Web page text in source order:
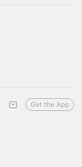
Get the App